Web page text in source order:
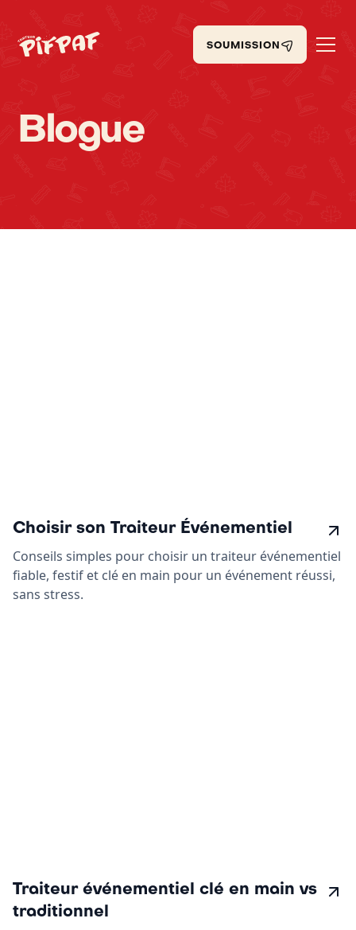
SOUMISSION
Blogue
Choisir son Traiteur Événementiel
Conseils simples pour choisir un traiteur événementiel
fiable, festif et clé en main pour un événement réussi,
sans stress.
Traiteur événementiel clé en main vs
traditionnel